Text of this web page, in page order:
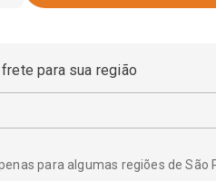
para sua região
para algumas regiões de São